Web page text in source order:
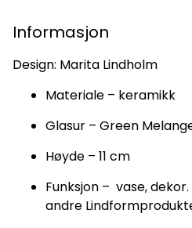
Informasjon
Design: Marita Lindholm
Materiale – keramikk
Glasur – Green
Høyde – 11 cm
Funksjon – vase,
andre